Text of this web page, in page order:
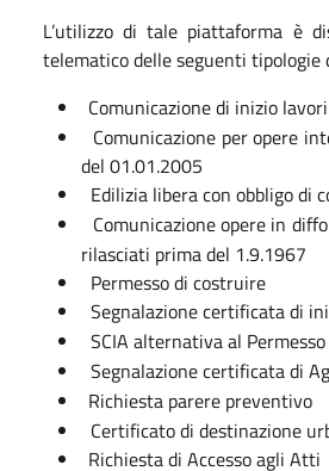
L’utilizzo di tale piattaforma è
telematico delle seguenti tipologie
Comunicazione di inizio
Comunicazione per opere
del 01.01.2005
Edilizia libera con obbligo di
Comunicazione opere in
rilasciati prima del 1.9.1967
Permesso di costruire
Segnalazione certificata di
SCIA alternativa al
Segnalazione certificata di
Richiesta parere preventivo
Certificato di destinazione
Richiesta di Accesso agli Atti